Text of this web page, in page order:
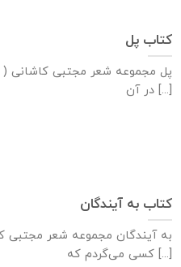
کتاب پل
پل مجموعه شعر مجتبی کاشانی
در آن [...]
کتاب به آیندگان
به آیندگان مجموعه شعر مجتبی
كسی می‌گردم كه [...]